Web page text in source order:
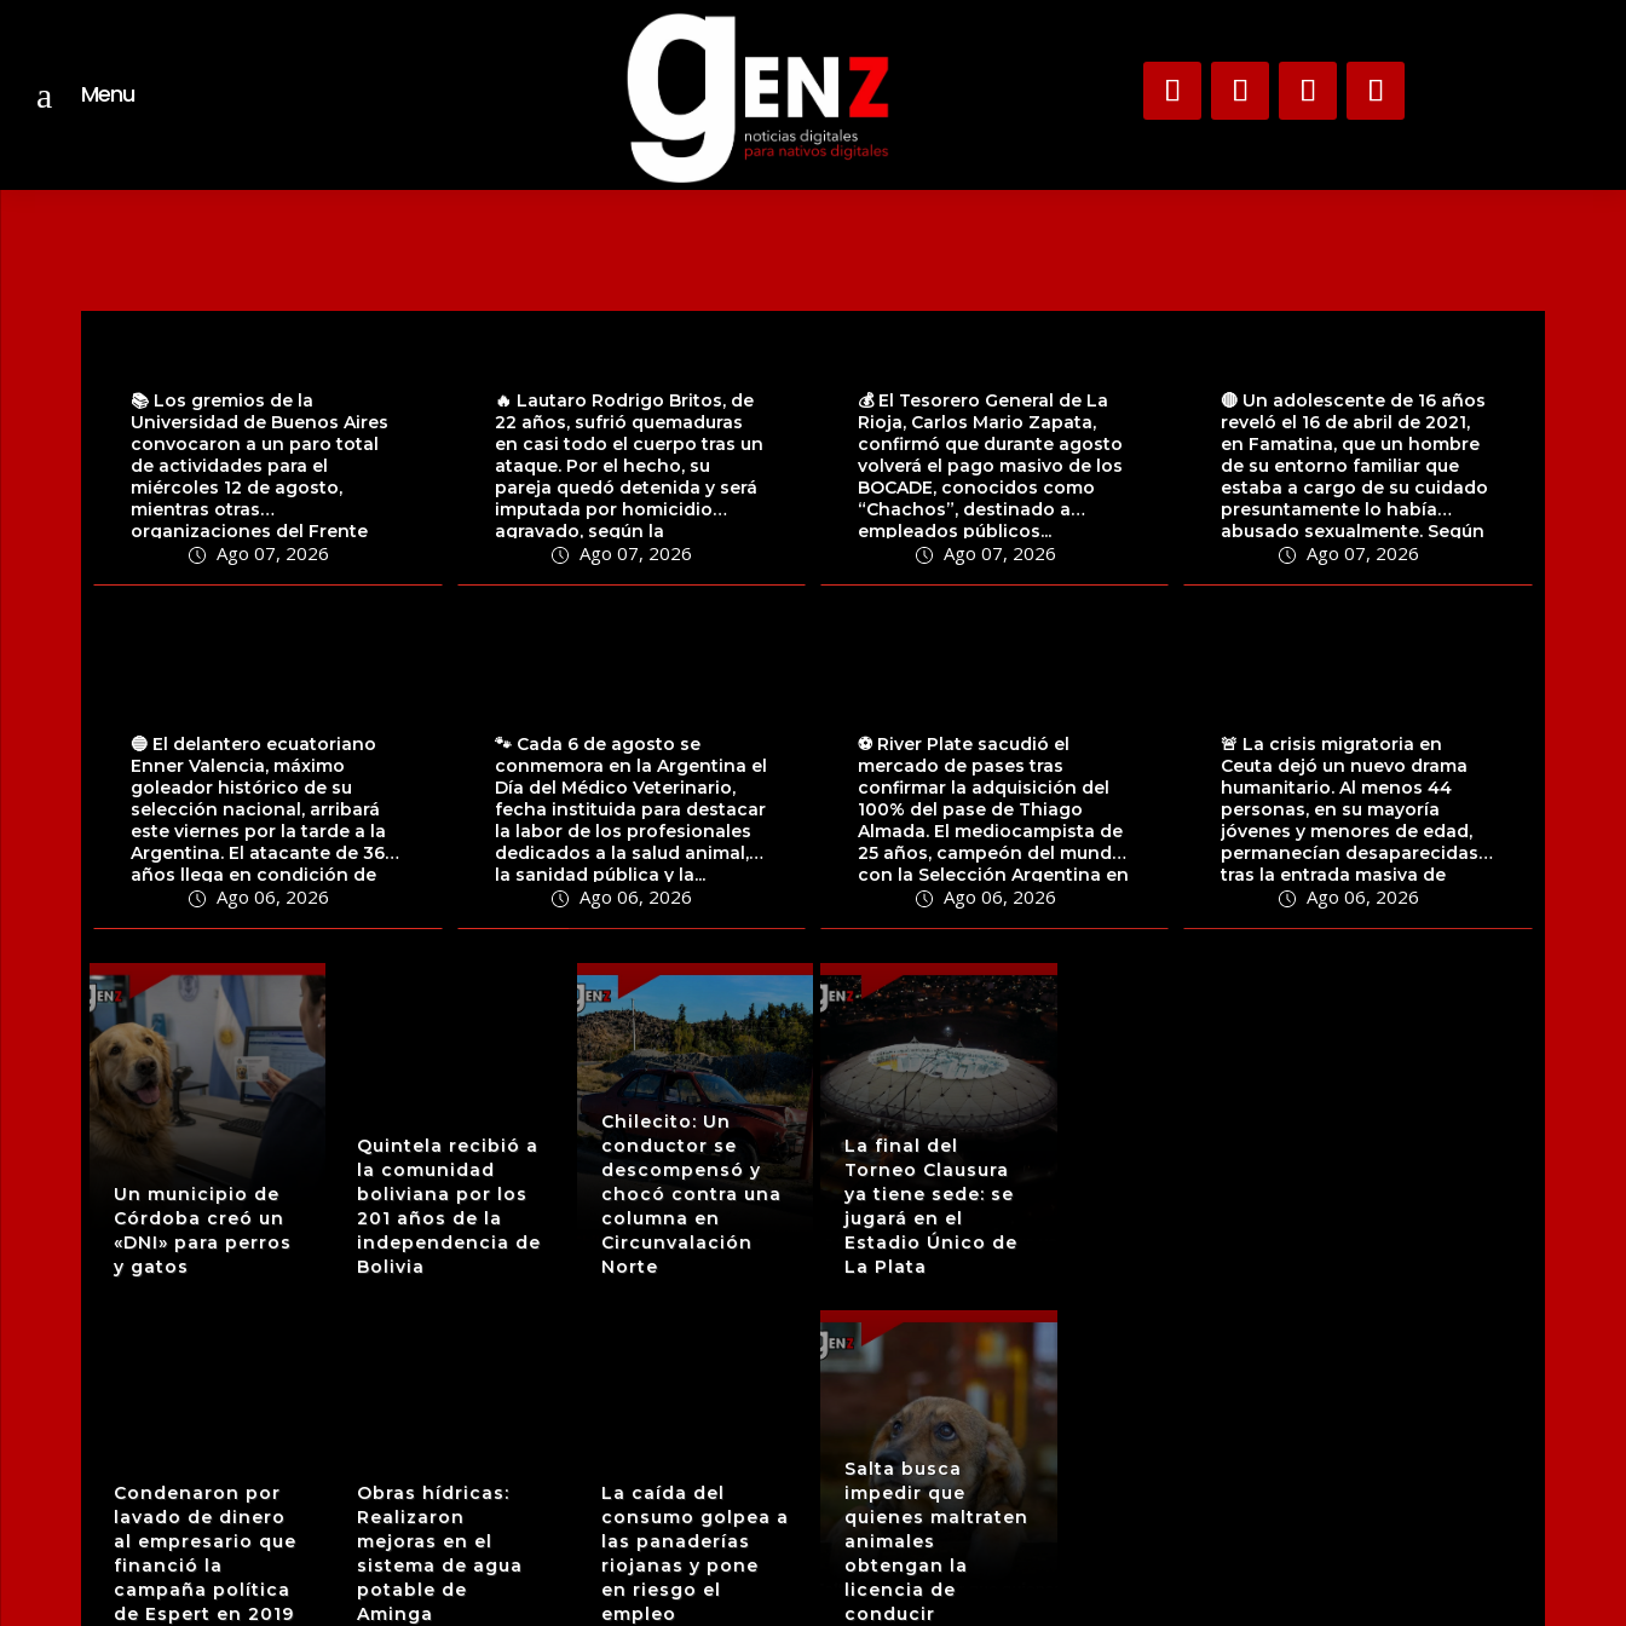
a Menu
📚 Los gremios de la
Universidad de Buenos Aires
convocaron a un paro total
de actividades para el
miércoles 12 de agosto,
mientras otras
organizaciones del Frente
Sindical de Universidades...
Ago 07, 2026
🔥 Lautaro Rodrigo Britos, de
22 años, sufrió quemaduras
en casi todo el cuerpo tras un
ataque. Por el hecho, su
pareja quedó detenida y será
imputada por homicidio
agravado, según la
información...Ago 07, 2026
💰 El Tesorero General de La
Rioja, Carlos Mario Zapata,
confirmó que durante agosto
volverá el pago masivo de los
BOCADE, conocidos como
“Chachos”, destinado a
empleados públicos...
Ago 07, 2026
🔴 Un adolescente de 16 años
reveló el 16 de abril de 2021,
en Famatina, que un hombre
de su entorno familiar que
estaba a cargo de su cuidado
presuntamente lo había
abusado sexualmente. Según
Ago 07, 2026
🔵 El delantero ecuatoriano
Enner Valencia, máximo
goleador histórico de su
selección nacional, arribará
este viernes por la tarde a la
Argentina. El atacante de 36
años llega en condición de
jugador... Ago 06, 2026
🐾 Cada 6 de agosto se
conmemora en la Argentina el
Día del Médico Veterinario,
fecha instituida para destacar
la labor de los profesionales
dedicados a la salud animal,
la sanidad pública y la...
Ago 06, 2026
⚽️ River Plate sacudió el
mercado de pases tras
confirmar la adquisición del
100% del pase de Thiago
Almada. El mediocampista de
25 años, campeón del mundo
con la Selección Argentina en
Qatar 2022,...Ago 06, 2026
🚨 La crisis migratoria en
Ceuta dejó un nuevo drama
humanitario. Al menos 44
personas, en su mayoría
jóvenes y menores de edad,
permanecían desaparecidas
tras la entrada masiva de
migrantes...Ago 06, 2026
Un municipio de
Córdoba creó un
«DNI» para perros
y gatos
Quintela recibió a
la comunidad
boliviana por los
201 años de la
independencia de
Bolivia
Condenaron por
lavado de dinero
al empresario que
financió la
campaña política
de Espert en 2019
Obras hídricas:
Realizaron
mejoras en el
sistema de agua
potable de
Aminga
Chilecito: Un
conductor se
descompensó y
chocó contra una
columna en
Circunvalación
Norte
La final del
Torneo Clausura
ya tiene sede: se
jugará en el
Estadio Único de
La Plata
La caída del
consumo golpea a
las panaderías
riojanas y pone
en riesgo el
empleo
Salta busca
impedir que
quienes maltraten
animales
obtengan la
licencia de
conducir